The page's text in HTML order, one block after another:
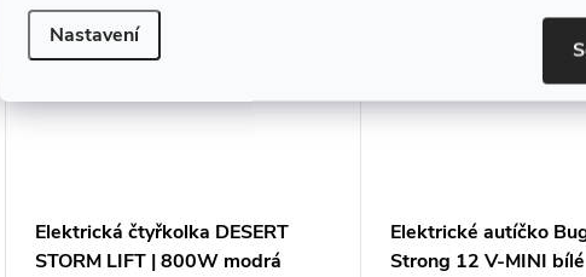
Nastavení
Elektrická čtyřkolka DESERT
STORM LIFT | 800W modrá
Elektrické autíčko
Strong 12 V-MINI bílé